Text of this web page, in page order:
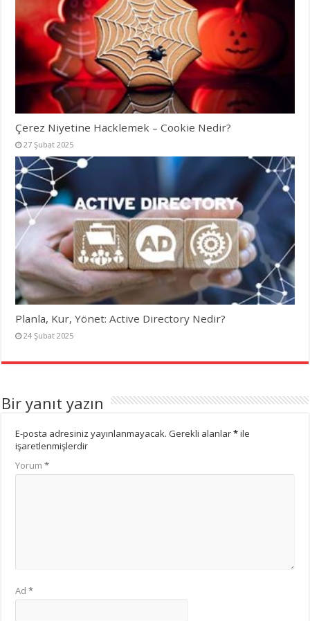
Çerez Niyetine Hacklemek – Cookie Nedir?
27 Şubat 2025
Planla, Kur, Yönet: Active Directory Nedir?
24 Şubat 2025
Bir yanıt yazın
E-posta adresiniz yayınlanmayacak. Gerekli alanlar*ile
işaretlenmişlerdir
Yorum*
Ad*